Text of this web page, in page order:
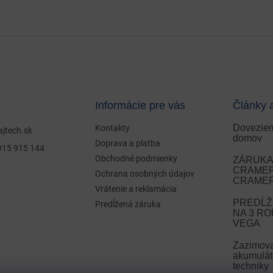
915 144
Informácie pre vás
Kontakty
Doprava a platba
Obchodné podmienky
Ochrana osobných údajov
Vrátenie a reklamácia
Predĺžená záruka
Články
domov
NA 3
VEGA
techniky